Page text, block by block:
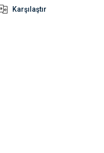
Karşılaştır